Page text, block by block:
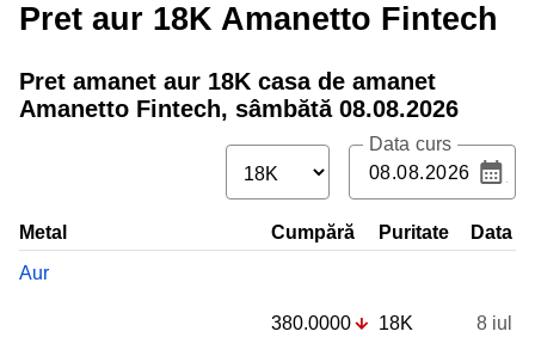
Pret aur 18K Amanetto Fintech
Pret amanet aur 18K casa de amanet
Amanetto Fintech, sâmbătă 08.08.2026
Data curs
Metal Puritate
Cumpără
Data
Aur
18K
380.0000 8 iul